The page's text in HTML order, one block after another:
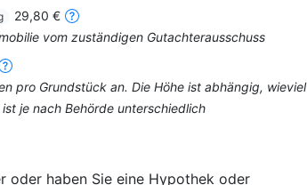
29,80 €
vom zuständigen Gutachterausschuss
pro Grundstück an. Die Höhe ist abhängig, wieviel
je nach Behörde unterschiedlich
oder haben Sie eine Hypothek oder